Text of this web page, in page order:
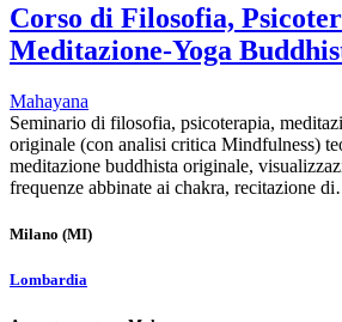
Corso di Filosofia,
Meditazione-Yoga
Mahayana
Seminario di filosofia, psicoterapia,
originale (con analisi critica Mindfulness)
meditazione buddhista originale,
frequenze abbinate ai chakra, recitazione
Milano (MI)
Lombardia